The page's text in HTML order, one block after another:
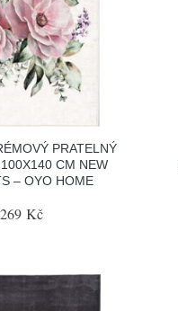
PRATELNÝ
CM NEW
– OYO HOME
Kč